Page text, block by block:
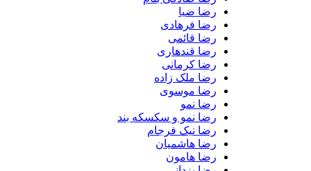
رضا ضیا
رضا فرهادی
رضا قائمی
رضا قندهاری
رضا کرمانی
رضا ملک زاده
رضا موسوی
رضا نمو
رضا نمو و سکسکه بند
رضا نیک فرجام
رضا هاشمیان
رضا هامون